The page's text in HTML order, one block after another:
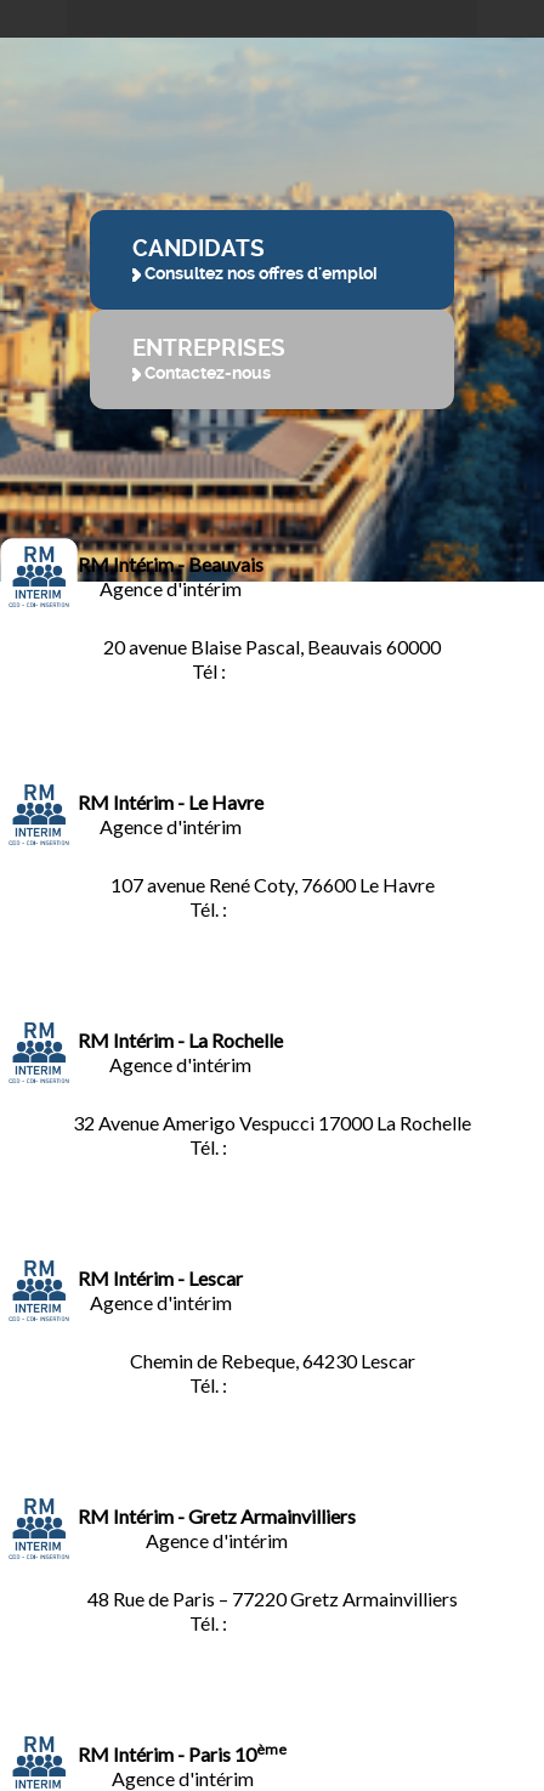
CANDIDATS
Consultez nos offres d'emploi
ENTREPRISES
Contactez-nous
RM Intérim - Beauvais
Agence d'intérim
20 avenue Blaise Pascal, Beauvais 60000
Tél :
RM Intérim - Le Havre
Agence d'intérim
107 avenue René Coty, 76600 Le Havre
Tél. :
RM Intérim - La Rochelle
Agence d'intérim
32 Avenue Amerigo Vespucci 17000 La Rochelle
Tél. :
RM Intérim - Lescar
Agence d'intérim
Chemin de Rebeque, 64230 Lescar
Tél. :
RM Intérim - Gretz Armainvilliers
Agence d'intérim
48 Rue de Paris – 77220 Gretz Armainvilliers
Tél. :
RM Intérim - Paris 10ème
Agence d'intérim